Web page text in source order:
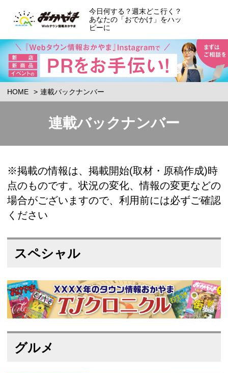
今日何する？週末どこ行く？
あなたの「おでかけ」をハッ
ピーに
HOME 連載バックナンバー
連載バックナンバー
※掲載の情報は、掲載開始(取材・原稿作成)時
点のものです。状況の変化、情報の変更などの
場合がございますので、利用前には必ずご確認
ください
スペシャル
グルメ